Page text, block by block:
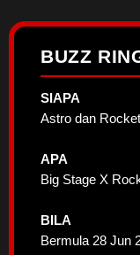
BUZZ
SIAPA
Astro dan
APA
Big Stage X
BILA
Bermula 28 Jun